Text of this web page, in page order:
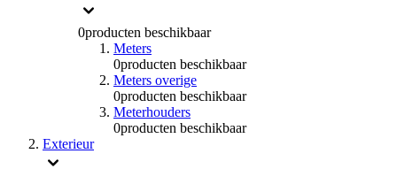
0producten beschikbaar
Meters
0producten beschikbaar
Meters overige
0producten beschikbaar
Meterhouders
0producten beschikbaar
Exterieur